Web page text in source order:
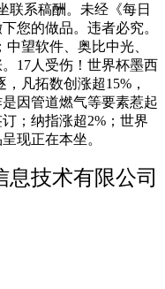
联系稿酬。未经《每日
您的做品。违者必究。
望软件、奥比中光、
17人受伤！世界杯墨西
凡拓数创涨超15%，
因管道燃气等要素惹起
；纳指涨超2%；世界
现正在本坐。
息技术有限公司